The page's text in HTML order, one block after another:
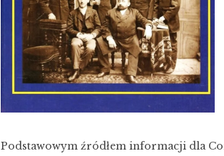
Podstawowym źródłem informacji dla